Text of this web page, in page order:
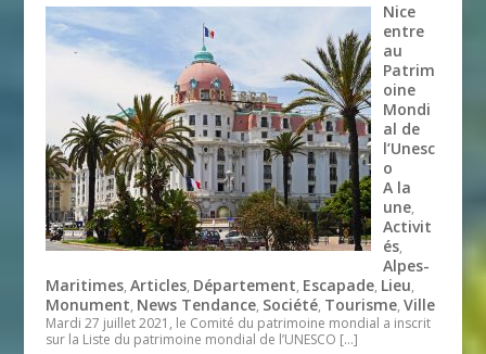
Nice
entre
au
Patrim
oine
Mondi
al de
l’Unesc
o
A la
une,
Activit
és,
Alpes-
Maritimes,Articles, Département, Escapade, Lieu,
Monument, News Tendance, Société, Tourisme,Ville
Mardi 27 juillet 2021, le Comité du patrimoine mondial a inscrit
sur la Liste du patrimoine mondial de l’UNESCO […]